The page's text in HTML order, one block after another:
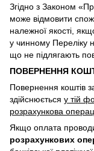
Згідно з Законом
може відмовити
належної якості,
у чинному Переліку
що не підлягають
ПОВЕРНЕННЯ
Повернення коштів
здійснюється у тій
розрахункова
Якщо оплата
розрахункових